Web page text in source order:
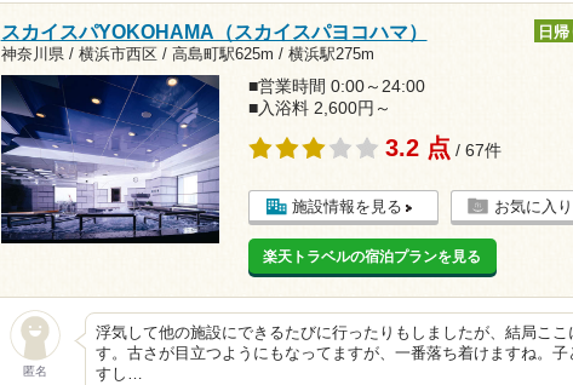
スカイスパYOKOHAMA（スカイスパヨコハマ）
神奈川県 / 横浜市西区 / 高島町駅625m / 横浜駅275m
日帰
■営業時間 0:00～24:00
■入浴料 2,600円～
3.2 点 / 67件
施設情報を見る お気に入
楽天トラベルの宿泊プランを見る
匿名
浮気して他の施設にできるたびに行ったりもしましたが、結局ここ
す。古さが目立つようにもなってますが、一番落ち着けますね。
すし…